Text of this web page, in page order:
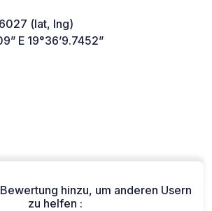
(lat, lng)
E 19°36’9.7452”
hinzu, um anderen Usern
zu helfen :